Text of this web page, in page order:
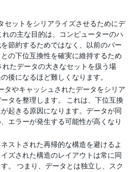
セットをシリアライズさせるためにデ
れの主な目的は、コンピューターのハ
節約するためではなく、以前のバー
の下位互換性を確実に維持するため
れたデータの大きなセットを扱う場
後になるほど難しくなります。
タやキャッシュされたデータをシリア
タを整理します。 これは、下位互換
起きる原因になります。データが同
エラーが発生する可能性が高くなり
ストされた再帰的な構造を避けるよ
ズされた構造のレイアウトは常に同
。 つまり、データとは独立し、スク